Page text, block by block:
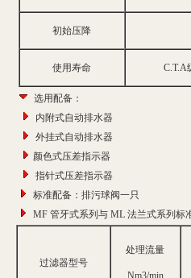
初始压降
使用寿命 C.T.A
选用配备：
内附式自动排水器
外挂式自动排水器
颜色式压差指示器
指针式压差指示器
标准配备：排污球阀一只
MF 管牙式系列与 ML 法兰式系列标
过滤器型号
处理流量
Nm3/min